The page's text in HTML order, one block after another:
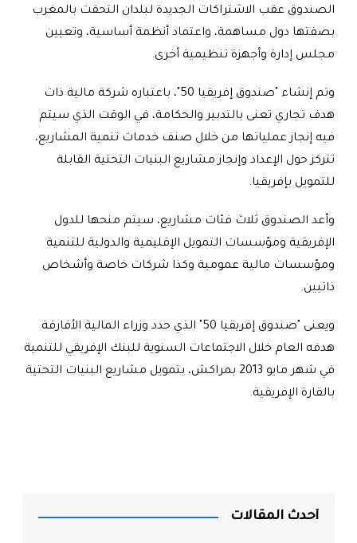
الصندوق عقب الاشتراكات الجديدة لبلدان التحقت بالمغرب
بصفتها دول مساهمة، واعتماد أنظمة أساسية، وتعيين
مجلس إدارة وأجهزة تنظيمية أخرى.
وتم إنشاء "صندوق إفريقيا 50"، باعتباره شركة مالية ذات
هدف تجاري تعنى بالتدبير والحكامة، في الوقت الذي سيتم
فيه إنجاز عملياتها من خلال صنف خدمات تنمية المشاريع،
تتركز حول الإعداد وإنجاز مشاريع البنيات التحتية القابلة
للتمويل بإفريقيا.
وأعد الصندوق ثلاث فئات مشاريع، سيتم منحها للدول
الإفريقية ومؤسسات التمويل الإقليمية والدولية للتنمية
ومؤسسات مالية عمومية وكذا شركات خاصة وأشخاص
ذاتيين.
ويعنى "صندوق إفريقيا 50" الذي حدد وزراء المالية الأفارقة
هدفه العام خلال الاجتماعات السنوية للبنك الإفريقي للتنمية
في شهر مايو 2013 بمراكش، بتمويل مشاريع البنيات التحتية
بالقارة الإفريقية.
أحدث المقالات